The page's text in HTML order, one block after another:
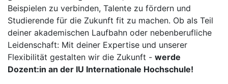
Beispielen zu verbinden, Talente zu fördern und
Studierende für die Zukunft fit zu machen. Ob als Teil
deiner akademischen Laufbahn oder nebenberufliche
Leidenschaft: Mit deiner Expertise und unserer
Flexibilität gestalten wir die Zukunft - werde
Dozent:in an der IU Internationale Hochschule!